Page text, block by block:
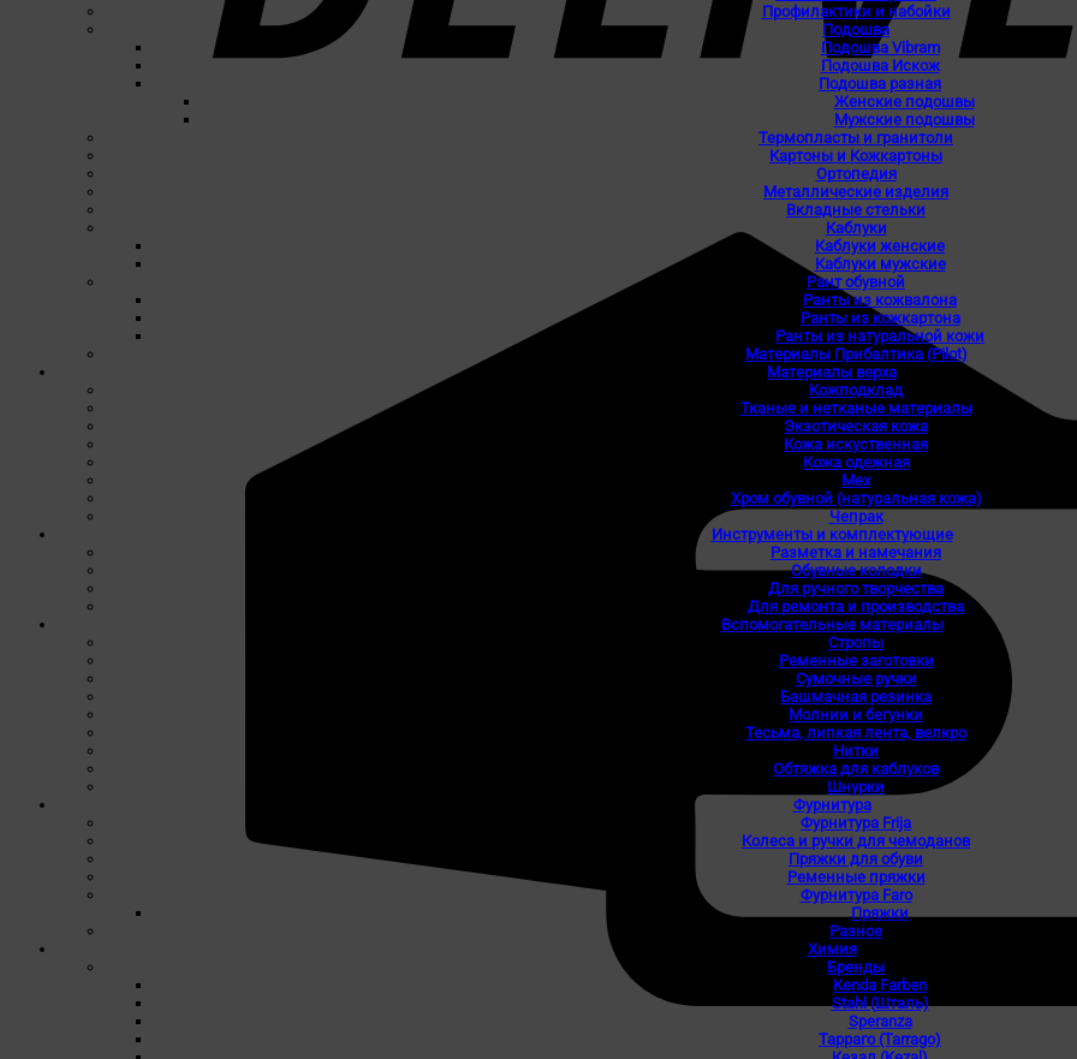
Профилактики и набойки
Подошва
Подошва Vibram
Подошва Искож
Подошва разная
Женские подошвы
Мужские подошвы
Термопласты и гранитоли
Картоны и Кожкартоны
Ортопедия
Металлические изделия
Вкладные стельки
Каблуки
Каблуки женские
Каблуки мужские
Рант обувной
Ранты из кожвалона
Ранты из кожкартона
Ранты из натуральной кожи
Материалы Прибалтика (Pilot)
Материалы верха
Кожподклад
Тканые и нетканые материалы
Экзотическая кожа
Кожа искуственная
Кожа одежная
Мех
Хром обувной (натуральная кожа)
Чепрак
Инструменты и комплектующие
Разметка и намечания
Обувные колодки
Для ручного творчества
Для ремонта и производства
Вспомогательные материалы
Стропы
Ременные заготовки
Сумочные ручки
Башмачная резинка
Молнии и бегунки
Тесьма, липкая лента, велкро
Нитки
Обтяжка для каблуков
Шнурки
Фурнитура
Фурнитура Frija
Колеса и ручки для чемоданов
Пряжки для обуви
Ременные пряжки
Фурнитура Faro
Пряжки
Разное
Химия
Бренды
Kenda Farben
Stahl (Шталь)
Speranza
Тарраго (Tarrago)